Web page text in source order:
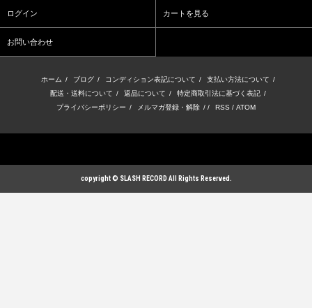
ログイン カートを見る
お問い合わせ
ホーム / ブログ / コンディション表記について / 支払い方法について /
配送・送料について / 返品について / 特定商取引法に基づく表記 /
プライバシーポリシー / メルマガ登録・解除 / / RSS / ATOM
copyright © SLASH RECORD All Rights Reserved.